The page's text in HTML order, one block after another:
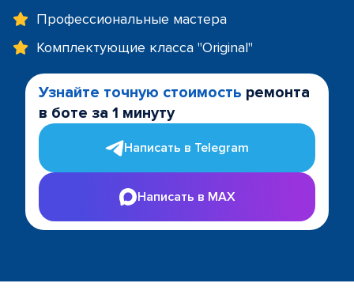
Профессиональные мастера
Комплектующие класса "Original"
Узнайте точную стоимость ремонта
в боте за 1 минуту
Написать в Telegram
Написать в MAX